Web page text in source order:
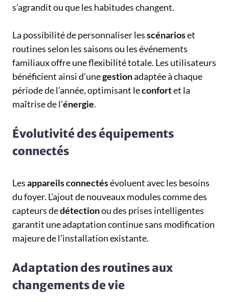
s’agrandit ou que les habitudes changent.
La possibilité de personnaliser lesscénarioset
routines selon les saisons ou les événements
familiaux offre une flexibilité totale. Les utilisateurs
bénéficient ainsi d’unegestionadaptée à chaque
période de l’année, optimisant leconfortet la
maîtrise de l’énergie.
Évolutivité des équipements
connectés
Lesappareilsconnectésévoluent avec les besoins
du foyer. L’ajout de nouveaux modules comme des
capteurs dedétectionou des prises intelligentes
garantit une adaptation continue sans modification
majeure de l’installation existante.
Adaptation des routines aux
changements de vie